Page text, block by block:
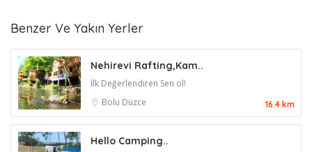
Benzer Ve Yakın Yerler
Nehirevi Rafting,Kam..
İlk Değerlendiren Sen ol!
Bolu Düzce 16.4 km
Hello Camping..